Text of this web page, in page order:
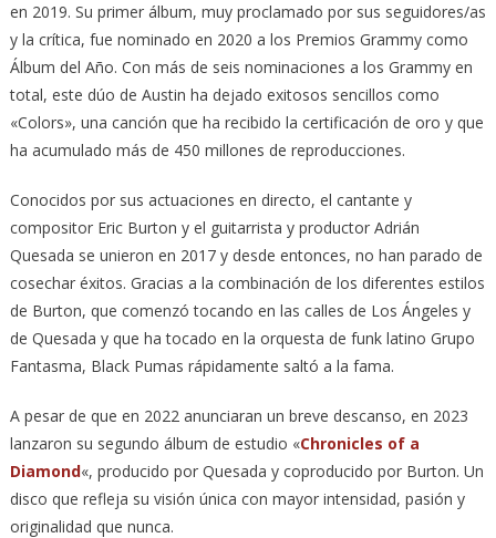
en 2019. Su primer álbum, muy proclamado por sus seguidores/as
y la crítica, fue nominado en 2020 a los Premios Grammy como
Álbum del Año. Con más de seis nominaciones a los Grammy en
total, este dúo de Austin ha dejado exitosos sencillos como
«Colors», una canción que ha recibido la certificación de oro y que
ha acumulado más de 450 millones de reproducciones.
Conocidos por sus actuaciones en directo, el cantante y
compositor Eric Burton y el guitarrista y productor Adrián
Quesada se unieron en 2017 y desde entonces, no han parado de
cosechar éxitos. Gracias a la combinación de los diferentes estilos
de Burton, que comenzó tocando en las calles de Los Ángeles y
de Quesada y que ha tocado en la orquesta de funk latino Grupo
Fantasma, Black Pumas rápidamente saltó a la fama.
A pesar de que en 2022 anunciaran un breve descanso, en 2023
lanzaron su segundo álbum de estudio «Chronicles of a
Diamond«, producido por Quesada y coproducido por Burton. Un
disco que refleja su visión única con mayor intensidad, pasión y
originalidad que nunca.